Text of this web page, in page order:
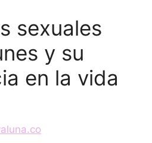
sexuales
y su
en la vida